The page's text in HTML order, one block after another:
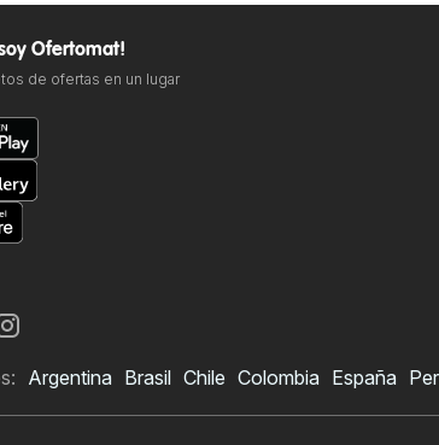
Ofertomat!
de ofertas en un lugar
Argentina Brasil Chile Colombia España